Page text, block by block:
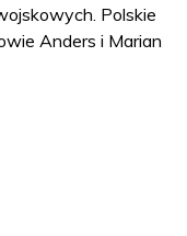
Polskie
Anders i Marian